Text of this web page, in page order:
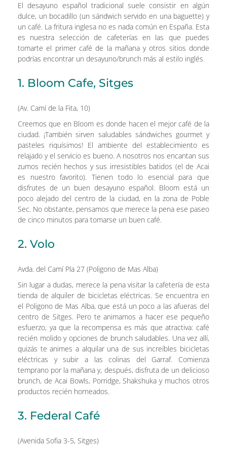
El desayuno español tradicional suele consistir en algún
dulce, un bocadillo (un sándwich servido en una baguette) y
un café. La fritura inglesa no es nada común en España. Esta
es nuestra selección de cafeterías en las que puedes
tomarte el primer café de la mañana y otros sitios donde
podrías encontrar un desayuno/brunch más al estilo inglés
1. Bloom Cafe, Sitges
(Av. Camí de la Fita, 10)
Creemos que en Bloom es donde hacen el mejor café de la
ciudad. ¡También sirven saludables sándwiches gourmet y
pasteles riquísimos! El ambiente del establecimiento es
relajado y el servicio es bueno. A nosotros nos encantan sus
zumos recién hechos y sus irresistibles batidos (el de Acai
es nuestro favorito). Tienen todo lo esencial para que
disfrutes de un buen desayuno español. Bloom está un
poco alejado del centro de la ciudad, en la zona de Poble
Sec. No obstante, pensamos que merece la pena ese paseo
de cinco minutos para tomarse un buen café.
2. Volo
Avda. del Camí Pla 27 (Poligono de Mas Alba)
Sin lugar a dudas, merece la pena visitar la cafetería de esta
tienda de alquiler de bicicletas eléctricas. Se encuentra en
el Poligono de Mas Alba, que está un poco a las afueras del
centro de Sitges. Pero te animamos a hacer ese pequeño
esfuerzo, ya que la recompensa es más que atractiva: café
recién molido y opciones de brunch saludables. Una vez allí,
quizás te animes a alquilar una de sus increíbles bicicletas
eléctricas y subir a las colinas del Garraf. Comienza
temprano por la mañana y, después, disfruta de un delicioso
brunch, de Acai Bowls, Porridge, Shakshuka y muchos otros
productos recién horneados.
3. Federal Café
(Avenida Sofia 3-5, Sitges)